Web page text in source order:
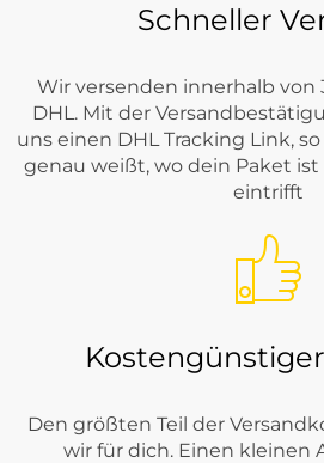
Schneller
Wir versenden innerhalb von
DHL. Mit der
uns einen DHL Tracking Link,
genau weißt, wo dein Paket
eintrifft
Den größten Teil der
wir für dich. Einen kleinen